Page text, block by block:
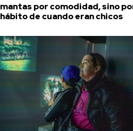
mantas por comodidad, sino
hábito de cuando eran chicos